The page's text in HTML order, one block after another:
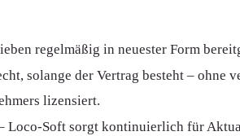
regelmäßig in neuester Form
solange der Vertrag besteht – ohne
lizensiert.
Loco-Soft sorgt kontinuierlich für